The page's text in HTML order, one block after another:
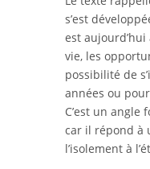
s’est
est
vie, les
possibilité de
années ou
C’est un angle
car il répond à
l’isolement à